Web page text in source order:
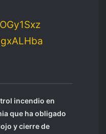
incendio en
que ha obligado
y cierre de